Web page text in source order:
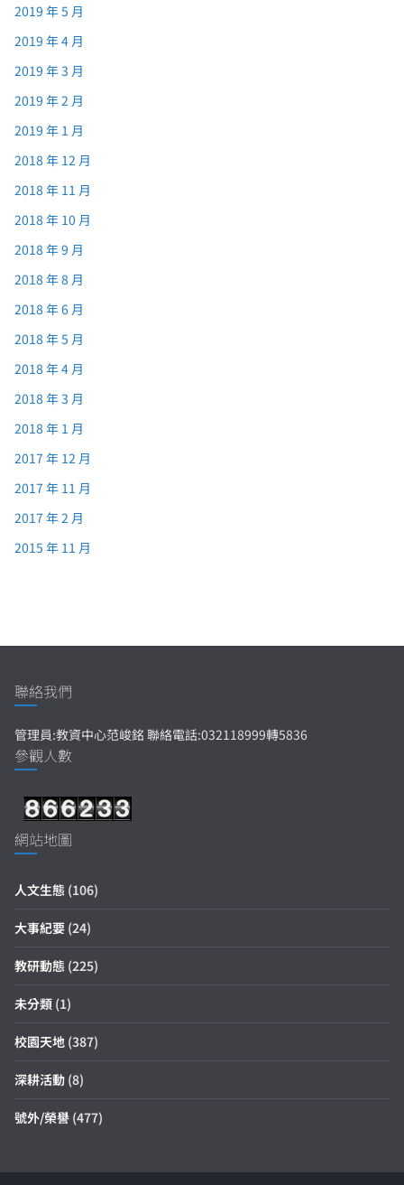
2019 年 5 月
2019 年 4 月
2019 年 3 月
2019 年 2 月
2019 年 1 月
2018 年 12 月
2018 年 11 月
2018 年 10 月
2018 年 9 月
2018 年 8 月
2018 年 6 月
2018 年 5 月
2018 年 4 月
2018 年 3 月
2018 年 1 月
2017 年 12 月
2017 年 11 月
2017 年 2 月
2015 年 11 月
聯絡我們
管理員:教資中心范峻銘 聯絡電話:032118999轉5836
參觀人數
網站地圖
人文生態 (106)
大事紀要 (24)
教研動態 (225)
未分類 (1)
校園天地 (387)
深耕活動 (8)
號外/榮譽 (477)